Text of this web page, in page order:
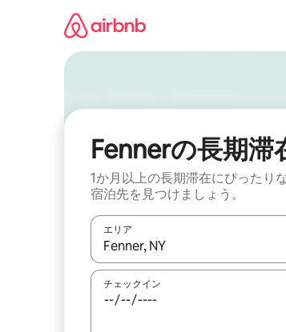
Fennerの長期滞
1か月以上の長期滞在にぴったり
宿泊先を見つけましょう。
エリア
検索結果が表示されたら、上下の
チェックイン